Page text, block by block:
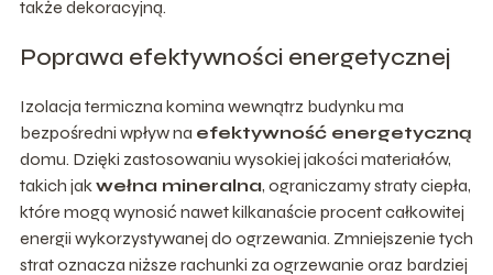
także dekoracyjną.
Poprawa efektywności energetycznej
Izolacja termiczna komina wewnątrz budynku ma
bezpośredni wpływ na efektywność energetyczną
domu. Dzięki zastosowaniu wysokiej jakości materiałów,
takich jakwełna mineralna, ograniczamy straty ciepła,
które mogą wynosić nawet kilkanaście procent całkowitej
energii wykorzystywanej do ogrzewania. Zmniejszenie tych
strat oznacza niższe rachunki za ogrzewanie oraz bardziej